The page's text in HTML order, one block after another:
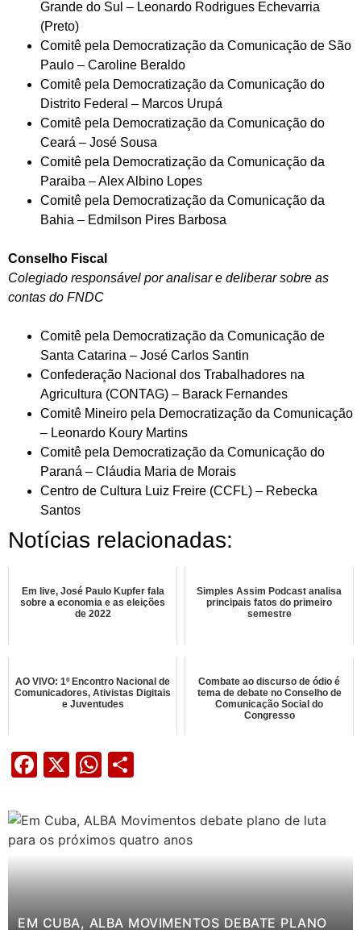
Grande do Sul – Leonardo Rodrigues Echevarria
(Preto)
Comitê pela Democratização da Comunicação de São
Paulo – Caroline Beraldo
Comitê pela Democratização da Comunicação do
Distrito Federal – Marcos Urupá
Comitê pela Democratização da Comunicação do
Ceará – José Sousa
Comitê pela Democratização da Comunicação da
Paraiba – Alex Albino Lopes
Comitê pela Democratização da Comunicação da
Bahia – Edmilson Pires Barbosa
Conselho Fiscal
Colegiado responsável por analisar e deliberar sobre as
contas do FNDC
Comitê pela Democratização da Comunicação de
Santa Catarina – José Carlos Santin
Confederação Nacional dos Trabalhadores na
Agricultura (CONTAG) – Barack Fernandes
Comitê Mineiro pela Democratização da Comunicação
– Leonardo Koury Martins
Comitê pela Democratização da Comunicação do
Paraná – Cláudia Maria de Morais
Centro de Cultura Luiz Freire (CCFL) – Rebecka
Santos
Notícias relacionadas:
Em live, José Paulo Kupfer fala
sobre a economia e as eleições
de 2022
Simples Assim Podcast analisa
principais fatos do primeiro
semestre
AO VIVO: 1º Encontro Nacional de
Comunicadores, Ativistas Digitais
e Juventudes
Combate ao discurso de ódio é
tema de debate no Conselho de
Comunicação Social do
Congresso
Facebook
X WhatsApp
EM CUBA, ALBA MOVIMENTOS DEBATE PLANO